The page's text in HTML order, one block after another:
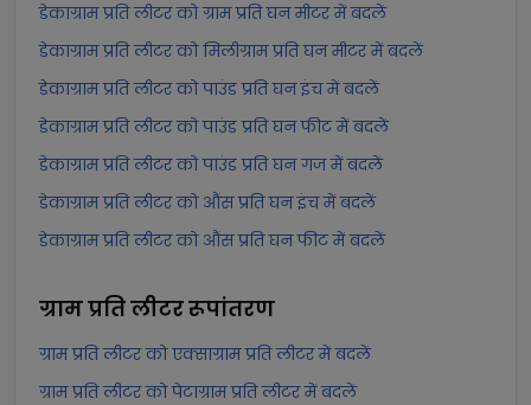
डेकाग्राम प्रति लीटर को ग्राम प्रति घन मीटर में बदलें
डेकाग्राम प्रति लीटर को मिलीग्राम प्रति घन मीटर में बदलें
डेकाग्राम प्रति लीटर को पाउंड प्रति घन इंच में बदलें
डेकाग्राम प्रति लीटर को पाउंड प्रति घन फीट में बदलें
डेकाग्राम प्रति लीटर को पाउंड प्रति घन गज में बदलें
डेकाग्राम प्रति लीटर को औंस प्रति घन इंच में बदलें
डेकाग्राम प्रति लीटर को औंस प्रति घन फीट में बदलें
ग्राम प्रति लीटररूपांतरण
ग्राम प्रति लीटर को एक्साग्राम प्रति लीटर में बदलें
ग्राम प्रति लीटर को पेटाग्राम प्रति लीटर में बदलें